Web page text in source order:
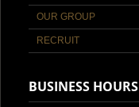
OUR GROUP
RECRUIT
BUSINESS HOURS